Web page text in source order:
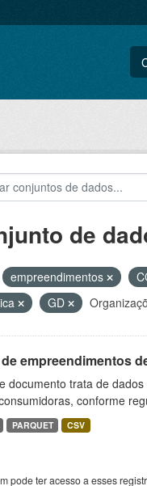
de
empreendimentos
GD
empreendimentos
documento trata de
conforme
PARQUET CSV
pode ter acesso a esses